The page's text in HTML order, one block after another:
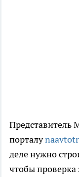
Представитель
порталу
деле нужно
чтобы